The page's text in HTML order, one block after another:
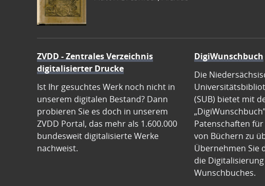
ZVDD - Zentrales Verzeichnis
digitalisierter Drucke
Ist Ihr gesuchtes Werk noch nicht in
unserem digitalen Bestand? Dann
probieren Sie es doch in unserem
ZVDD Portal, das mehr als 1.600.000
bundesweit digitalisierte Werke
nachweist.
DigiWunschbuch
Die
(SUB) bietet mit
Patenschaften
von Büchern zu
Übernehmen Sie
die
Wunschbuches.